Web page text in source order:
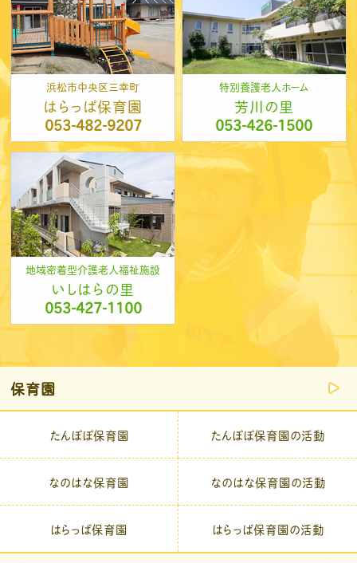
浜松市中央区三幸町
はらっぱ保育園
053-482-9207
特別養護老人ホーム
芳川の里
053-426-1500
地域密着型介護老人福祉施設
いしはらの里
053-427-1100
保育園
たんぽぽ保育園 たんぽぽ保育園の活動
なのはな保育園 なのはな保育園の活動
はらっぱ保育園 はらっぱ保育園の活動